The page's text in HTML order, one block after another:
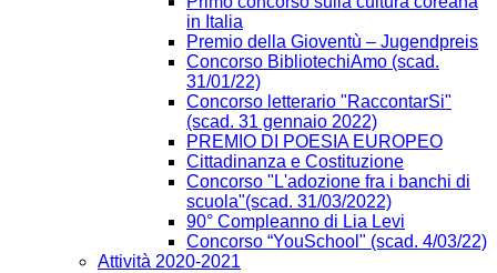
in Italia
Premio della Gioventù – Jugendpreis
Concorso BibliotechiAmo (scad.
31/01/22)
Concorso letterario "RaccontarSi"
(scad. 31 gennaio 2022)
PREMIO DI POESIA EUROPEO
Cittadinanza e Costituzione
Concorso "L'adozione fra i banchi di
scuola"(scad. 31/03/2022)
90° Compleanno di Lia Levi
Concorso “YouSchool" (scad. 4/03/22)
Attività 2020-2021